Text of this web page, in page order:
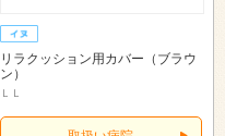
リラクッション用カバー（ブラウ
ン）
ＬＬ